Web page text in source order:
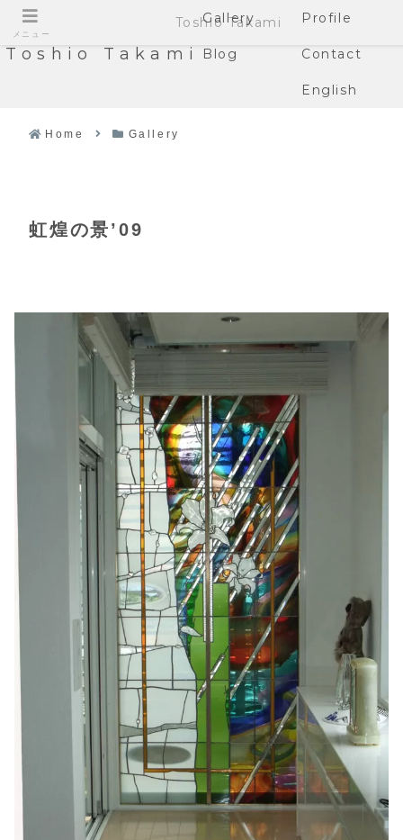
Toshio Takami
Gallery Profile
Blog Contact
English
Home Gallery
虹煌の景’09
メニュー
Toshio Takami